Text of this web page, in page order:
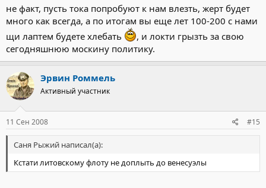
не факт, пусть тока попробуют к нам влезть, жерт будет
много как всегда, а по итогам вы еще лет 100-200 с нами
щи лаптем будете хлебать
, и локти грызть за свою
сегодняшнюю москину политику.
Эрвин Роммель
Активный участник
11 Сен 2008 #15
Саня Рыжий написал(а):
Кстати литовскому флоту не доплыть до венесуэлы